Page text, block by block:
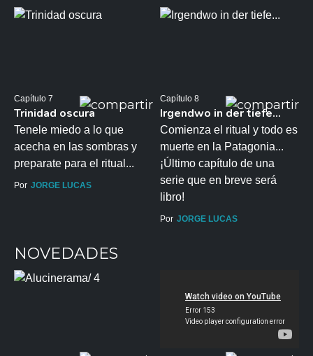
Capítulo 7
Trinidad oscura
Tenele miedo a lo que
acecha en las sombras y
preparate para el ritual...
Por JORGE LUCAS
Capítulo 8
Irgendwo in der tiefe...
Comienza el ritual y todo es
muerte en la Patagonia...
¡Último capítulo de una
serie que en breve será
libro!
Por JORGE LUCAS
NOVEDADES